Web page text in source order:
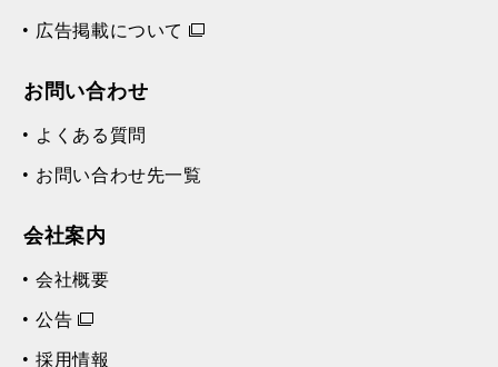
広告掲載について
お問い合わせ
よくある質問
お問い合わせ先一覧
会社案内
会社概要
公告
採用情報